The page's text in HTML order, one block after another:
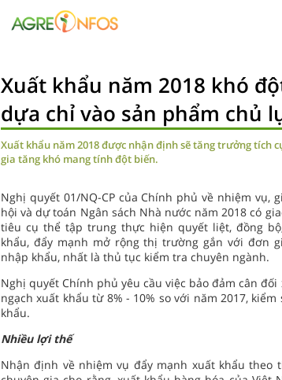
Xuất khẩu năm 2018 khó
dựa chỉ vào sản phẩm chủ
Xuất khẩu năm 2018 được nhận định sẽ tăng trưởng tích
gia tăng khó mang tính đột biến.
Nghị quyết 01/NQ-CP của Chính phủ về nhiệm
hội và dự toán Ngân sách Nhà nước năm 2018 có
tiêu cụ thể tập trung thực hiện quyết liệt, đồng
khẩu, đẩy mạnh mở rộng thị trường gắn với đơn
nhập khẩu, nhất là thủ tục kiểm tra chuyên ngành.
Nghị quyết Chính phủ yêu cầu việc bảo đảm cân
ngạch xuất khẩu từ 8% - 10% so với năm 2017,
khẩu.
Nhiều lợi thế
Nhận định về nhiệm vụ đẩy mạnh xuất khẩu